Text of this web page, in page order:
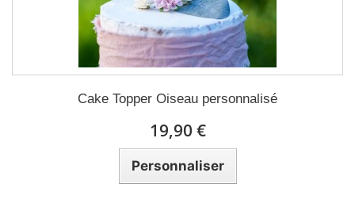
Cake Topper Oiseau personnalisé
19,90 €
Personnaliser